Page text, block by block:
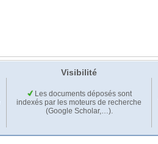
Visibilité
Les documents déposés sont
indexés par les moteurs de recherche
(Google Scholar,…).